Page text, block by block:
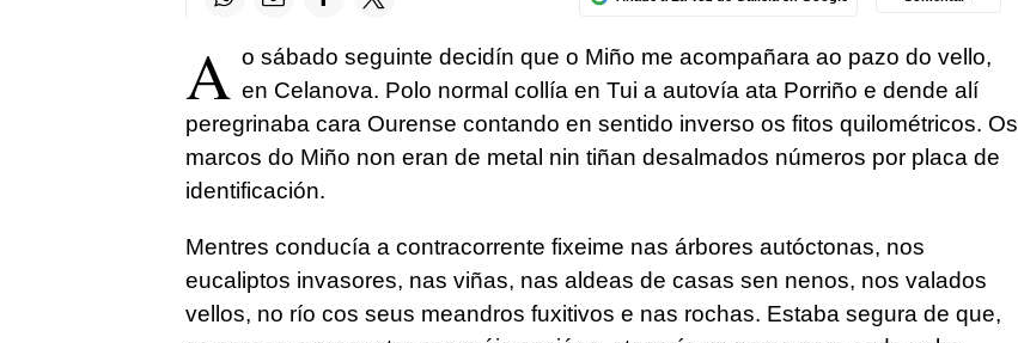
A o sábado seguinte decidín que o Miño me acompañara ao pazo do vello,
en Celanova. Polo normal collía en Tui a autovía ata Porriño e dende alí
peregrinaba cara Ourense contando en sentido inverso os fitos quilométricos. Os
marcos do Miño non eran de metal nin tiñan desalmados números por placa de
identificación.
Mentres conducía a contracorrente fixeime nas árbores autóctonas, nos
eucaliptos invasores, nas viñas, nas aldeas de casas sen nenos, nos valados
vellos, no río cos seus meandros fuxitivos e nas rochas. Estaba segura de que,